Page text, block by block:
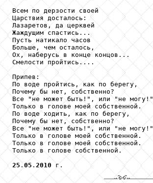
Всем по дерзости своей
Царствия досталось:
Лазаретов, да церквей
Жаждущим спастись...
Пусть натикало часов
Больше, чем осталось,
Ох, наберусь в конце концов...
Смелости пройтись....
Припев:
По воде пройтись, как по берегу,
Почему бы нет, собственно?
Все "не может быть!", или "не могу!"
Только в голове моей собственной.
По воде ходить, как по берегу,
Почему бы нет, собственно?
Все "не может быть!", или "не могу!"
Только в голове моей собственной.
Только в голове моей собственной.
Только в голове собственной.
25 . 05 . 2010 г.